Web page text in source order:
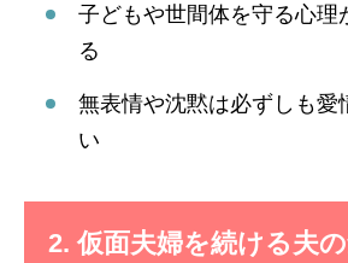
子どもや世間体を守る心理
る
無表情や沈黙は必ずしも愛
い
2. 仮面夫婦を続ける夫